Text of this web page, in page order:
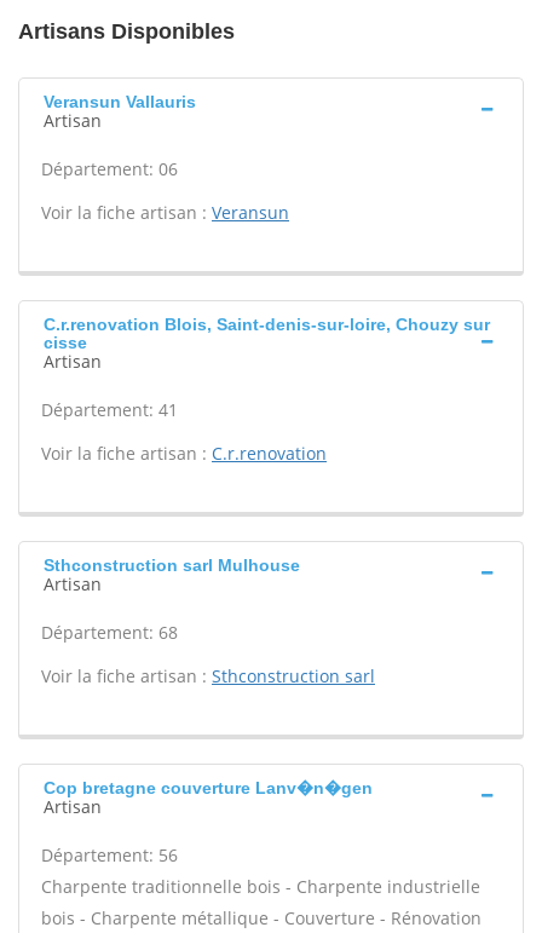
Artisans Disponibles
Veransun Vallauris
Artisan
Département: 06
Voir la fiche artisan : Veransun
C.r.renovation Blois, Saint-denis-sur-loire, Chouzy sur
cisse
Artisan
Département: 41
Voir la fiche artisan : C.r.renovation
Sthconstruction sarl Mulhouse
Artisan
Département: 68
Voir la fiche artisan : Sthconstruction sarl
Cop bretagne couverture Lanv�n�gen
Artisan
Département: 56
Charpente traditionnelle bois - Charpente industrielle
bois - Charpente métallique - Couverture - Rénovation